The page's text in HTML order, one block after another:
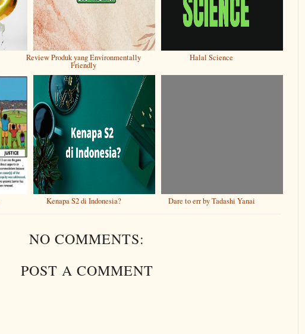
Review Produk yang Environmentally
Friendly
Halal Science
Kenapa S2 di Indonesia? Dare to err by Tadashi Yanai
NO COMMENTS:
POST A COMMENT